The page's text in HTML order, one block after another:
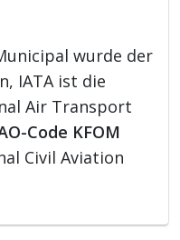
wurde der
IATA ist die
Air Transport
Code KFOM
Civil Aviation